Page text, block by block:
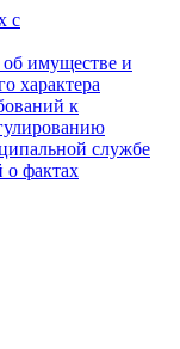
с
об имуществе и
характера
к
службе
о фактах